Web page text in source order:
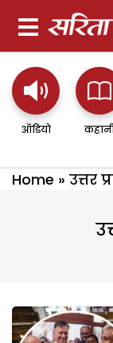
ऑडियो
Home » उत्तर